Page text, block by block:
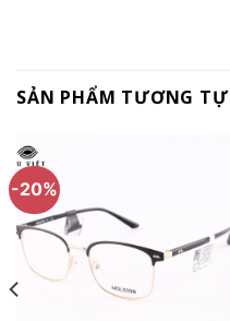
SẢN PHẨM TƯƠNG TỰ
-20%